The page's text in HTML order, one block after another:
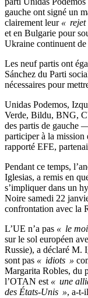
gauche ont signé un
clairement leur «
et en Bulgarie pour
Ukraine continuent de
Les neuf partis ont
Sánchez du Parti
nécessaires pour
Unidas Podemos,
Verde, Bildu, BNG,
des partis de gauche
participer à la mission
rapporté EFE,
Pendant ce temps,
Iglesias, a remis en
s’impliquer dans un
Noire samedi 22
confrontation avec la
L’UE n’a pas « le
sur le sol européen
Russie), a déclaré M.
sont pas « idiots »
Margarita Robles, du
l’OTAN est « une
des États-Unis », a-t-